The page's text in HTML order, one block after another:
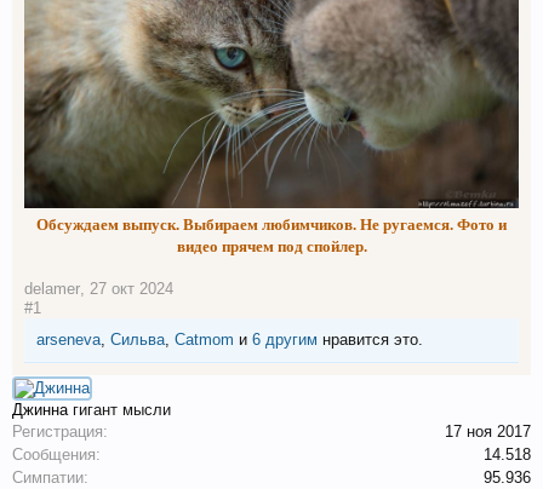
Обсуждаем выпуск. Выбираем любимчиков. Не ругаемся. Фото и
видео прячем под спойлер.
delamer, 27 окт 2024
#1
arseneva, Сильва, Catmom и 6 другим нравится это.
Джинна гигант мысли
Регистрация:
17 ноя 2017
Сообщения:
14.518
Симпатии:
95.936